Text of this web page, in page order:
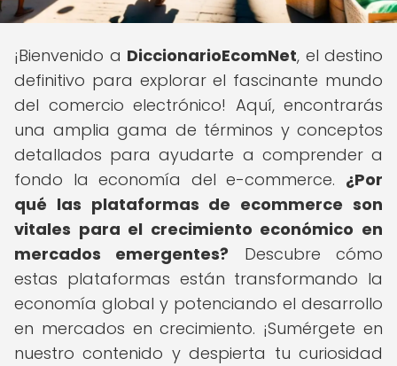
¡Bienvenido a DiccionarioEcomNet, el destino
definitivo para explorar el fascinante mundo
del comercio electrónico! Aquí, encontrarás
una amplia gama de términos y conceptos
detallados para ayudarte a comprender a
fondo la economía del e-commerce. ¿Por
qué las plataformas de ecommerce son
vitales para el crecimiento económico en
mercados emergentes? Descubre cómo
estas plataformas están transformando la
economía global y potenciando el desarrollo
en mercados en crecimiento. ¡Sumérgete en
nuestro contenido y despierta tu curiosidad